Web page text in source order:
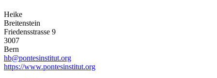
Heike
Breitenstein
Friedensstrasse 9
3007
Bern
hb@pontesinstitut.org
https://www.pontesinstitut.org